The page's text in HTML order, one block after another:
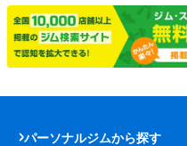
パーソナルジムから探す